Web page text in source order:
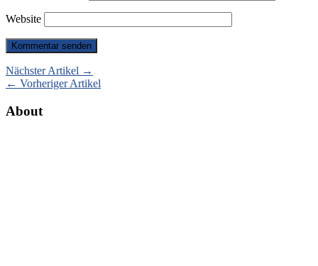
Website
Nächster Artikel →
← Vorheriger Artikel
About